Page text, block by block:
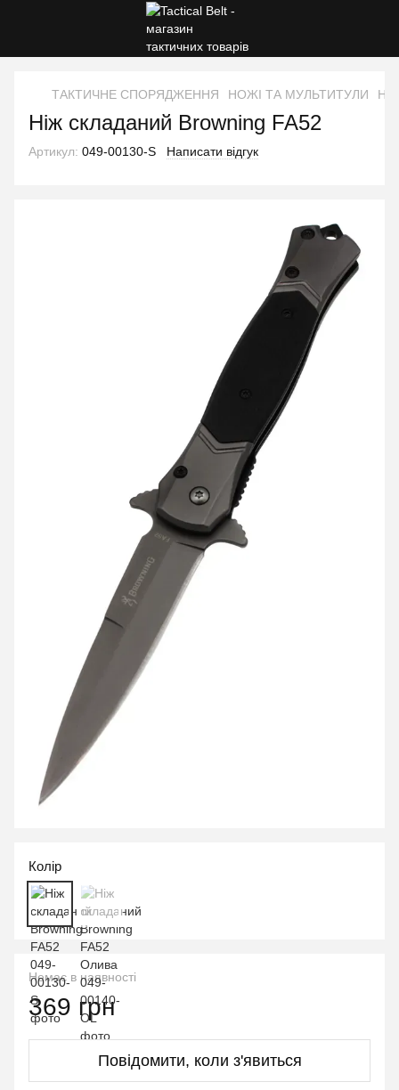
ТАКТИЧНЕ СПОРЯДЖЕННЯ НОЖІ ТА МУЛЬТИТУЛИ
Ніж складаний Browning FA52
Артикул: 049-00130-S Написати відгук
Колір
Немає в наявності
369 грн
Повідомити, коли з'явиться